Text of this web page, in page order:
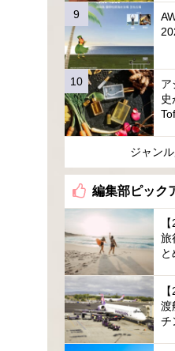
ア
史
ジャン
編集部ピック
旅
渡
チ